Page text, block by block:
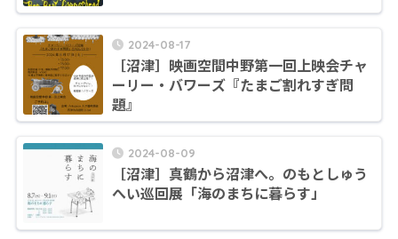
2024-08-17
［沼津］映画空間中野第一回上映会チャ
ーリー・バワーズ『たまご割れすぎ問
題』
2024-08-09
［沼津］真鶴から沼津へ。のもとしゅう
へい巡回展「海のまちに暮らす」